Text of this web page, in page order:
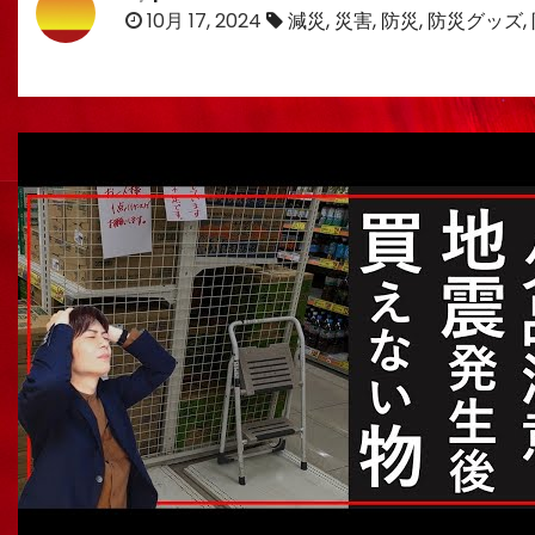
10月 17, 2024 減災, 災害, 防災, 防災グッズ,